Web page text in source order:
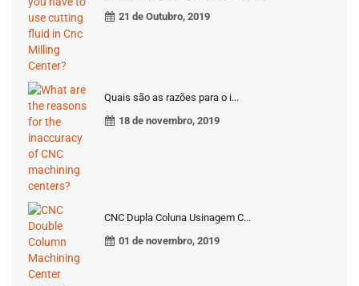
21 de Outubro, 2019
Quais são as razões para o i...
18 de novembro, 2019
CNC Dupla Coluna Usinagem C...
01 de novembro, 2019